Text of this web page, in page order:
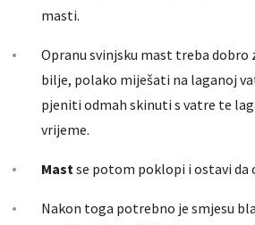
masti.
Opranu svinjsku mast treba
bilje, polako miješati na laganoj
pjeniti odmah skinuti s vatre te
vrijeme.
Mast se potom poklopi i ostavi da
Nakon toga potrebno je smjesu